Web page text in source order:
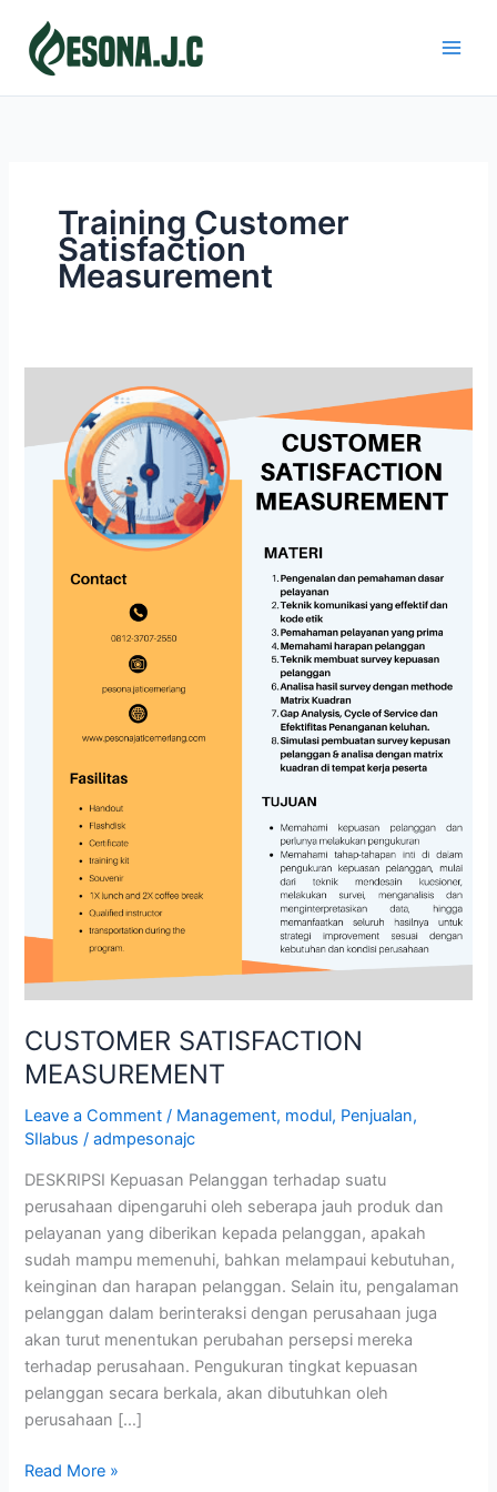
content
Training Customer
Satisfaction
Measurement
CUSTOMER SATISFACTION
MEASUREMENT
Leave a Comment / Management, modul, Penjualan,
SIlabus /admpesonajc
DESKRIPSI Kepuasan Pelanggan terhadap suatu
perusahaan dipengaruhi oleh seberapa jauh produk dan
pelayanan yang diberikan kepada pelanggan, apakah
sudah mampu memenuhi, bahkan melampaui kebutuhan,
keinginan dan harapan pelanggan. Selain itu, pengalaman
pelanggan dalam berinteraksi dengan perusahaan juga
akan turut menentukan perubahan persepsi mereka
terhadap perusahaan. Pengukuran tingkat kepuasan
pelanggan secara berkala, akan dibutuhkan oleh
perusahaan […]
SATISFACTION
MEASUREMENT
Read More »